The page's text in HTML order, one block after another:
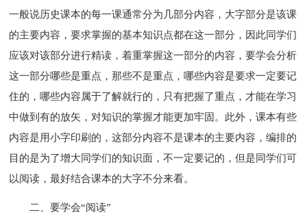
一般说历史课本的每一课通常分为几部分内容，大字部分是该课
的主要内容，要求掌握的基本知识点都在这一部分，因此同学们
应该对该部分进行精读，着重掌握这一部分的内容，要学会分析
这一部分哪些是重点，那些不是重点，哪些内容是要求一定要记
住的，哪些内容属于了解就行的，只有把握了重点，才能在学习
中做到有的放矢，对知识的掌握才能更加牢固。此外，课本有些
内容是用小字印刷的，这部分内容不是课本的主要内容，编排的
目的是为了增大同学们的知识面，不一定要记的，但是同学们可
以阅读，最好结合课本的大字不分来看。
二、要学会“阅读”